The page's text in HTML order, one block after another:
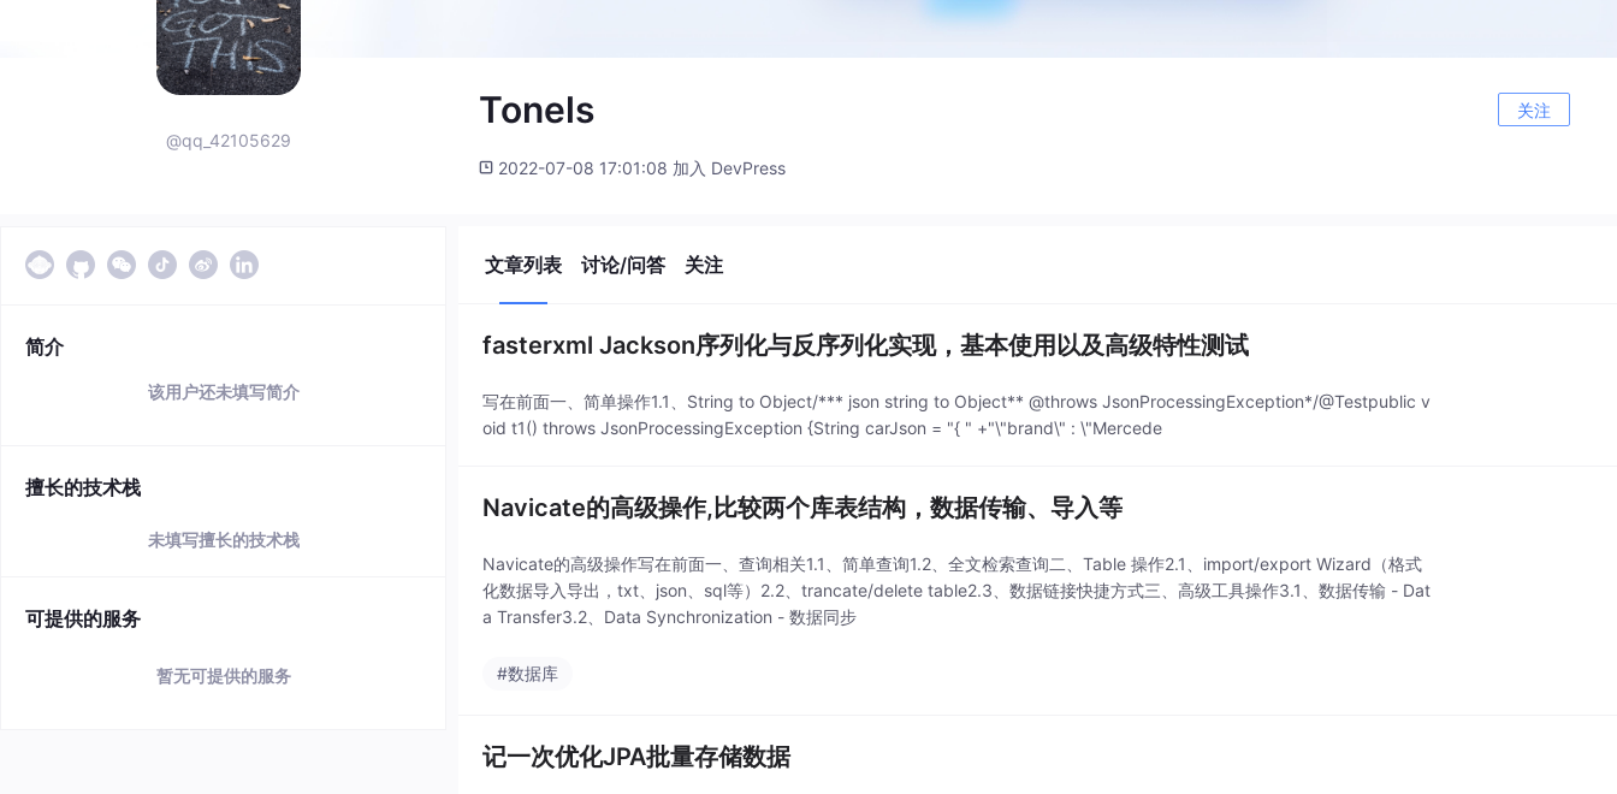
@qq_42105629
Tonels 关注
2022-07-08 17:01:08 加入 DevPress
简介
该用户还未填写简介
擅长的技术栈
未填写擅长的技术栈
可提供的服务
暂无可提供的服务
文章列表 讨论/问答 关注
fasterxml Jackson序列化与反序列化实现，基本使用以及高级特性测试
写在前面一、简单操作1.1、String to Object/*** json string to Object** @throws JsonProcessingException*/@Testpublic v
oid t1() throws JsonProcessingException {String carJson = "{ " +"\"brand\" : \"Mercede
Navicate的高级操作,比较两个库表结构，数据传输、导入等
Navicate的高级操作写在前面一、查询相关1.1、简单查询1.2、全文检索查询二、Table 操作2.1、import/export Wizard（格式
化数据导入导出，txt、json、sql等）2.2、trancate/delete table2.3、数据链接快捷方式三、高级工具操作3.1、数据传输 - Dat
a Transfer3.2、Data Synchronization - 数据同步
#数据库
记一次优化JPA批量存储数据